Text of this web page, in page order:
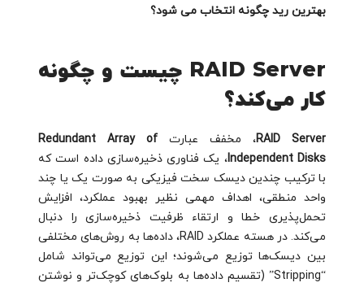
بهترین رید چگونه انتخاب می شود؟
RAID Server چیست و چگونه
کار می‌کند؟
RAID Server، مخفف عبارت Redundant Array of
Independent Disks، یک فناوری ذخیره‌سازی داده است که
با ترکیب چندین دیسک سخت فیزیکی به صورت یک یا چند
واحد منطقی، اهداف مهمی نظیر بهبود عملکرد، افزایش
تحمل‌پذیری خطا و ارتقاء ظرفیت ذخیره‌سازی را دنبال
می‌کند. در هسته عملکرد RAID، داده‌ها به روش‌های مختلفی
بین دیسک‌ها توزیع می‌شوند؛ این توزیع می‌تواند شامل
“Stripping” (تقسیم داده‌ها به بلوک‌های کوچک‌تر و نوشتن